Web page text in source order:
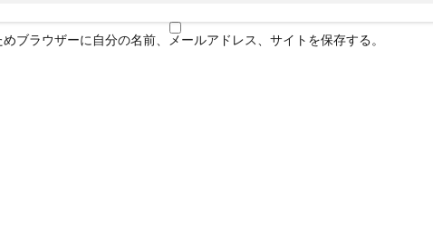
ブラウザーに自分の名前、メールアドレス、サイトを保存する。